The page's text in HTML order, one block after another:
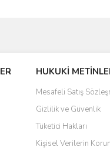
bozuk veya
eksik bilgiler bulunuyor.
hatalar bulunuyor.
sitelerden daha pahalı.
farklı alternatifler olmalı.
HUKUKİ
Mesafeli Satış
Gizlilik ve Güvenlik
Tüketici Hakları
Kişisel Verilerin